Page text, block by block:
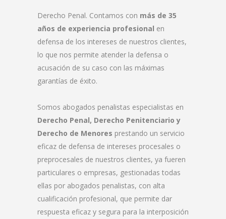
Derecho Penal. Contamos con más de 35
años de experiencia profesional en
defensa de los intereses de nuestros clientes,
lo que nos permite atender la defensa o
acusación de su caso con las máximas
garantías de éxito.
Somos abogados penalistas especialistas en
Derecho Penal, Derecho Penitenciario y
Derecho de Menores prestando un servicio
eficaz de defensa de intereses procesales o
preprocesales de nuestros clientes, ya fueren
particulares o empresas, gestionadas todas
ellas por abogados penalistas, con alta
cualificación profesional, que permite dar
respuesta eficaz y segura para la interposición